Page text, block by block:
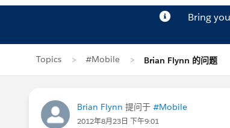
Bring
Topics #Mobile Brian Flynn 的问题
Brian Flynn 提问于 #Mobile
2012年8月23日 下午9:01